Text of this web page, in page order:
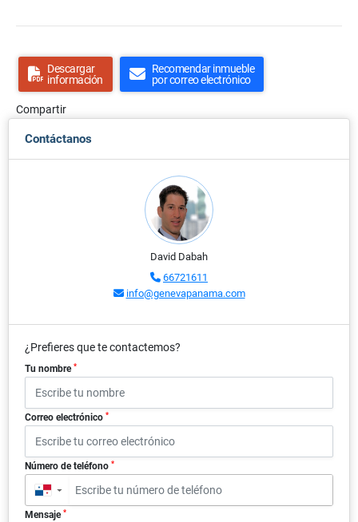
Descargar
información
Recomendar inmueble
por correo electrónico
Compartir
Contáctanos
David Dabah
66721611
info@genevapanama.com
¿Prefieres que te contactemos?
Tu nombre *
Correo electrónico *
Número de teléfono *
▼
Mensaje *